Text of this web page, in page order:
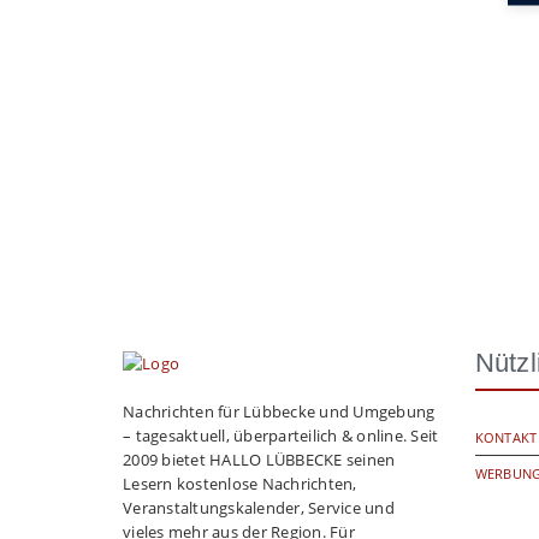
Nachrichten für Lübbecke und Umgebung
– tagesaktuell, überparteilich & online. Seit
2009 bietet HALLO LÜBBECKE seinen
Lesern kostenlose Nachrichten,
Veranstaltungskalender, Service und
vieles mehr aus der Region. Für
KONTAKT